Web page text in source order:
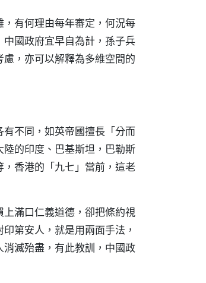
有何理由每年審定，何況每
國政府宜早自為計，孫子兵
，亦可以解釋為多維空間的
不同，如英帝國擅長「分而
的印度、巴基斯坦，巴勒斯
香港的「九七」當前，這老
滿口仁義道德，卻把條約視
第安人，就是用兩面手法，
滅殆盡，有此教訓，中國政